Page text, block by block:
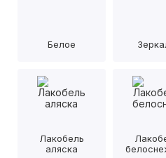
Белое
Лакобель
аляска